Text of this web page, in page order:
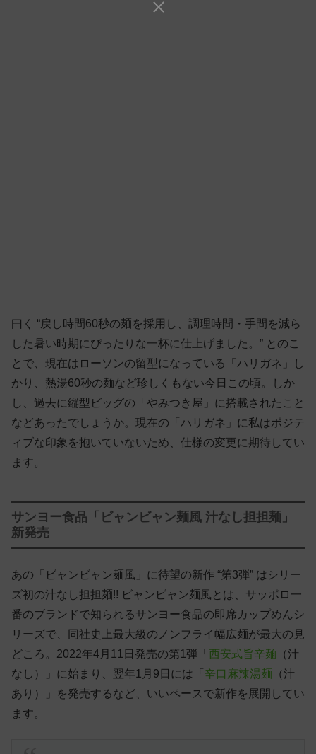
曰く “戻し時間60秒の麺を採用し、調理時間・手間を減ら
した暑い時期にぴったりな一杯に仕上げました。” とのこ
とで、現在はローソンの留型になっている「ハリガネ」し
かり、熱湯60秒の麺など珍しくもない今日この頃。しか
し、過去に縦型ビッグの「やみつき屋」に搭載されたこと
などあったでしょうか。現在の「ハリガネ」に私はポジテ
ィブな印象を抱いていないため、仕様の変更に期待してい
ます。
サンヨー食品「ビャンビャン麺風 汁なし担担麺」
新発売
あの「ビャンビャン麺風」に待望の新作 “第3弾” はシリー
ズ初の汁なし担担麺!! ビャンビャン麺風とは、サッポロ一
番のブランドで知られるサンヨー食品の即席カップめんシ
リーズで、同社史上最大級のノンフライ幅広麺が最大の見
どころ。2022年4月11日発売の第1弾「 西安式旨辛麺 （汁
なし）」に始まり、翌年1月9日には「 辛口麻辣湯麺 （汁
あり）」を発売するなど、いいペースで新作を展開してい
ます。